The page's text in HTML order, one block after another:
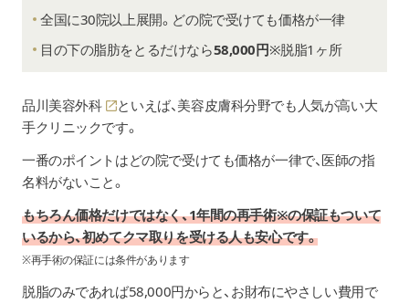
全国に30院以上展開。どの院で受けても価格が一律
目の下の脂肪をとるだけなら58,000円※脱脂1ヶ所
品川美容外科
といえば、美容皮膚科分野でも人気が高い大
手クリニックです。
一番のポイントはどの院で受けても価格が一律で、医師の指
名料がないこと。
もちろん価格だけではなく、1年間の再手術※の保証もついて
いるから、初めてクマ取りを受ける人も安心です。
※再手術の保証には条件があります
脱脂のみであれば58,000円からと、お財布にやさしい費用で